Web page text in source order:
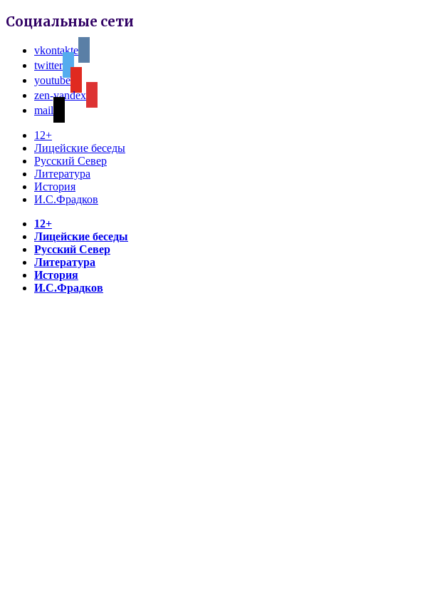
Социальные сети
vkontakte
twitter
youtube
zen-yandex
mail
12+
Лицейские беседы
Русский Север
Литература
История
И.С.Фрадков
12+
Лицейские беседы
Русский Север
Литература
История
И.С.Фрадков